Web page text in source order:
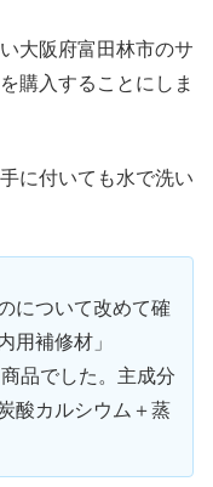
大阪府富田林市のサ
購入することにしま
に付いても水で洗い
について改めて確
用補修材」
品でした。主成分
酸カルシウム＋蒸